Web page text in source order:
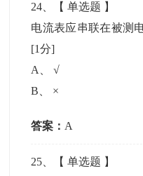
24 、【单选题 】
电流表应串联在被测
[1分]
A
、√
B
×
答案： A
25 、【单选题 】